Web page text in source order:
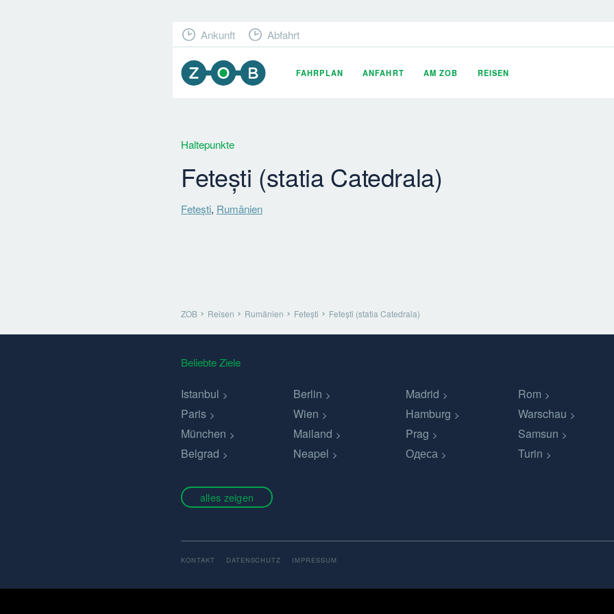
FAHRPLAN ANFAHRT AM ZOB REISEN
Ankunft Abfahrt
Haltepunkte
Fetești (statia Catedrala)
Fetești, Rumänien
ZOB Reisen Rumänien Fetești Fetești (statia Catedrala)
Beliebte Ziele
Istanbul Berlin Madrid Rom
Paris
Wien Hamburg Warschau
München
Mailand Prag Samsun
Belgrad
Neapel Одеса Turin
alles zeigen
KONTAKT DATENSCHUTZ IMPRESSUM